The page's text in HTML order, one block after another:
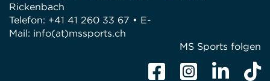
Rickenbach
Telefon: +41 41 260 33 67 • E-
Mail: info(at)mssports.ch
MS Sports folgen